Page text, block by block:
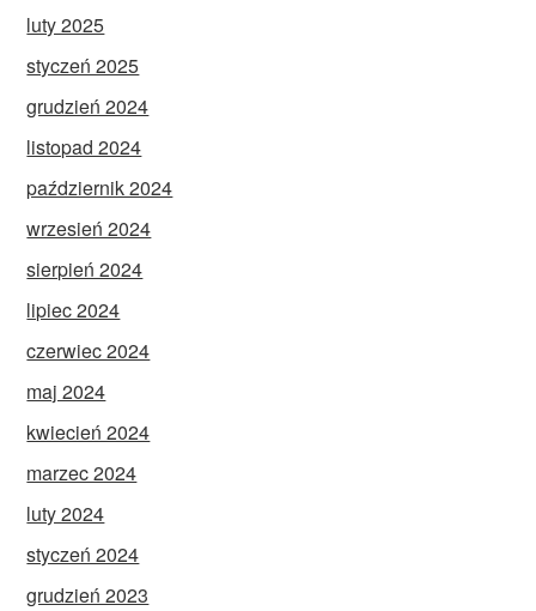
luty 2025
styczeń 2025
grudzień 2024
listopad 2024
październik 2024
wrzesień 2024
sierpień 2024
lipiec 2024
czerwiec 2024
maj 2024
kwiecień 2024
marzec 2024
luty 2024
styczeń 2024
grudzień 2023